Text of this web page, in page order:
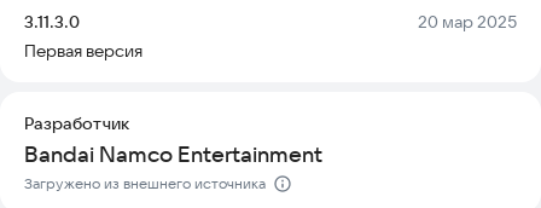
Популярность и привлекательность:
Игра популярна благодаря сложному геймплею и большому
списку персонажей. Каждый из 40+ бойцов обладает
— понятный и приятный опыт.
Знакомство и инновации:
Версия:
3.11.3.0 Дата:
20 мар 2025
Первая версия
Разработчик
Bandai Namco Entertainment
Загружено из внешнего источника